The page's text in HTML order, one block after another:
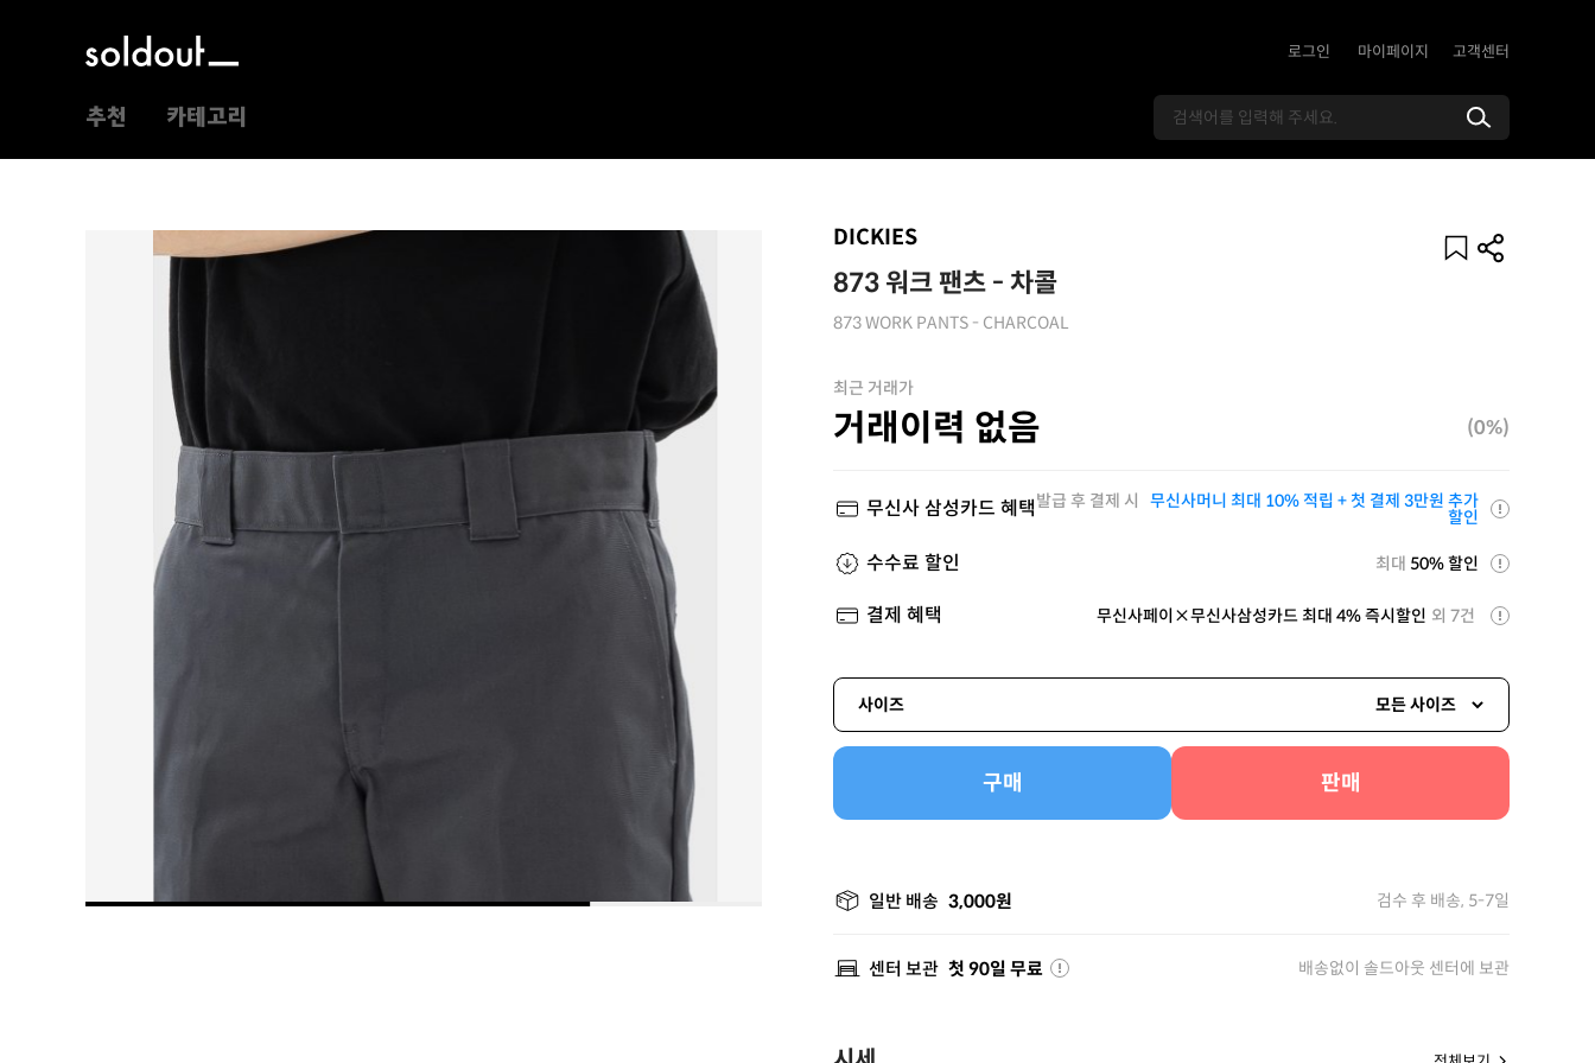
로그인 마이페이지 고객센터
추천 카테고리
DICKIES
873 워크 팬츠 - 차콜
873 WORK PANTS - CHARCOAL
최근 거래가
거래이력 없음 (0%)
무신사 삼성카드 혜택발급 후 결제 시 무신사머니 최대 10% 적립 + 첫 결제 3만원 추가
할인
수수료 할인 최대 50% 할인
결제 혜택 무신사페이×무신사삼성카드 최대 4% 즉시할인 외 7건
사이즈 모든 사이즈
구매 판매
일반 배송 3,000원 검수 후 배송, 5-7일
센터 보관 첫 90일 무료 배송없이 솔드아웃 센터에 보관